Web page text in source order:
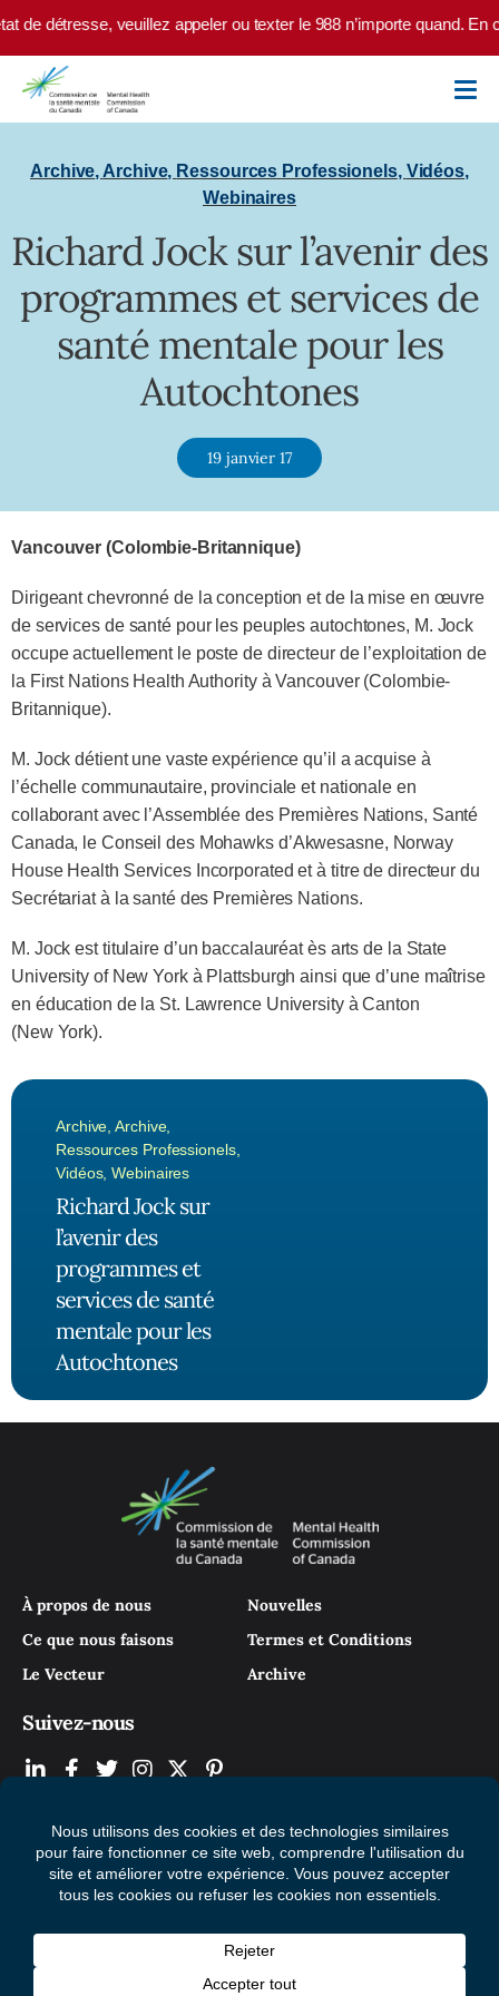
Skip to main content
de détresse, veuillez appeler ou texter le 988 n’importe quand. En
Archive, Archive, Ressources Professionels, Vidéos,
Webinaires
Richard Jock sur l’avenir des
programmes et services de
santé mentale pour les
Autochtones
19 janvier 17
Vancouver (Colombie-Britannique)
Dirigeant chevronné de la conception et de la mise en œuvre
de services de santé pour les peuples autochtones, M. Jock
occupe actuellement le poste de directeur de l’exploitation de
la First Nations Health Authority à Vancouver (Colombie-
Britannique).
M. Jock détient une vaste expérience qu’il a acquise à
l’échelle communautaire, provinciale et nationale en
collaborant avec l’Assemblée des Premières Nations, Santé
Canada, le Conseil des Mohawks d’Akwesasne, Norway
House Health Services Incorporated et à titre de directeur du
Secrétariat à la santé des Premières Nations.
M. Jock est titulaire d’un baccalauréat ès arts de la State
University of New York à Plattsburgh ainsi que d’une maîtrise
en éducation de la St. Lawrence University à Canton
(New York).
Archive ,Archive,
Ressources Professionels,
Vidéos,Webinaires
Richard Jock sur
l’avenir des
programmes et
services de santé
mentale pour les
Autochtones
À propos de nous
Ce que nous faisons
Le Vecteur
Nouvelles
Termes et Conditions
Archive
Suivez-nous